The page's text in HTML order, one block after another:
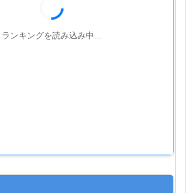
ランキングを読み込み中...